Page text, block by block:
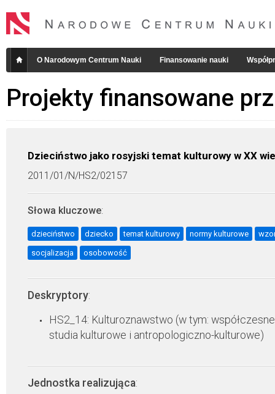
O Narodowym Centrum Nauki Finansowanie nauki
Projekty finansowane
Dzieciństwo jako rosyjski temat kulturowy w XX
2011/01/N/HS2/02157
Słowa kluczowe:
dzieciństwo dziecko temat kulturowy normy kulturowe
socjalizacja osobowość
Deskryptory:
HS2_14: Kulturoznawstwo (w tym: współczesne
studia kulturowe i antropologiczno-kulturowe)
Jednostka realizująca: